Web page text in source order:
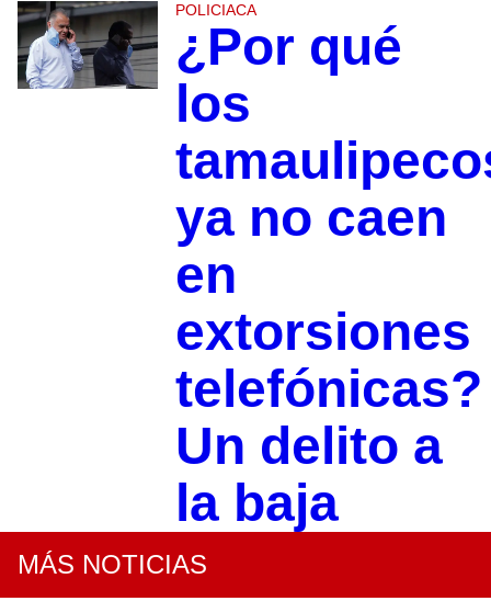
POLICIACA
¿Por qué
los
ya no caen
en
extorsiones
telefónicas?
Un delito a
la baja
MÁS NOTICIAS